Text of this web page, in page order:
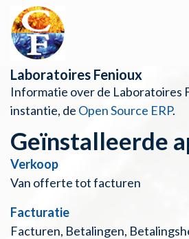
Overslaan naar inhoud
Laboratoires Fenioux
Informatie over de Laboratoires
instantie, de Open Source ERP.
Geïnstalleerde
Verkoop
Van offerte tot facturen
Facturatie
Facturen, Betalingen,